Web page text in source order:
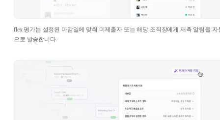
flex 평가는 설정된 마감일에 맞춰 미제출자 또는 해당 조직장에게 재촉 알림을 자
으로 발송합니다.